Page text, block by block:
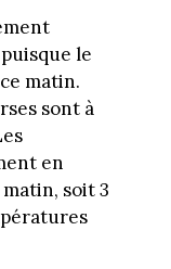
le
matin.
sont à
en
soit 3